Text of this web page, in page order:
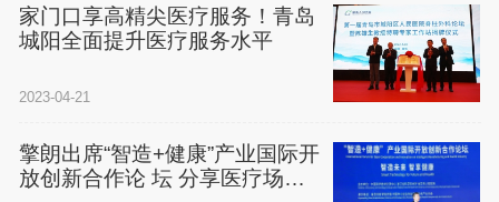
家门口享高精尖医疗服务！青岛
城阳全面提升医疗服务水平
2023-04-21
擎朗出席“智造+健康”产业国际开
放创新合作论 坛 分享医疗场景